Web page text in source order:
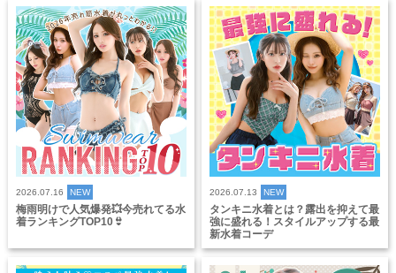
2026.07.16 NEW
梅雨明けで人気爆発💥今売れてる水
着ランキングTOP10👙
2026.07.13 NEW
タンキニ水着とは？露出を抑えて最
強に盛れる！スタイルアップする最
新水着コーデ